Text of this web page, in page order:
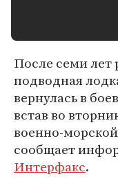
После семи лет
подводная
вернулась в
встав во
военно-
сообщает
Интерфакс.